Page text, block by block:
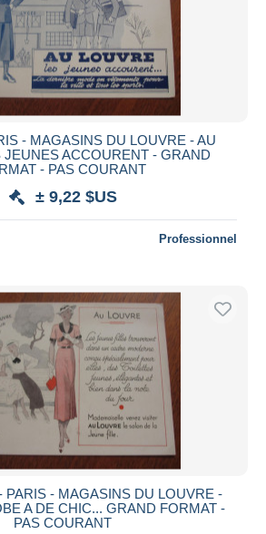
- MAGASINS DU LOUVRE - AU
JEUNES ACCOURENT - GRAND
- PAS COURANT
± 9,22 $US
Professionnel
PARIS - MAGASINS DU LOUVRE -
A DE CHIC... GRAND FORMAT -
PAS COURANT